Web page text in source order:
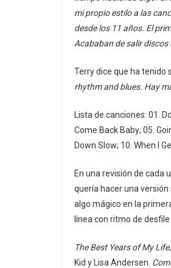
mi propio estilo a las
desde los 11 años. El
Acababan de salir discos
Terry dice que ha tenido
rhythm and blues. Hay
Lista de canciones: 01.
Come Back Baby; 05.
Down Slow; 10. When I
En una revisión de cada
quería hacer una
algo mágico en la
línea con ritmo de
The Best Years of My Life
Kid y Lisa Andersen.